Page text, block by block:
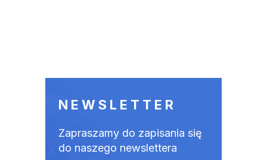
NEWSLETTER
Zapraszamy do zapisania się
do naszego newslettera